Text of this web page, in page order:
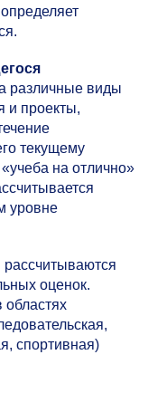
различные виды
и проекты,
текущему
на отлично»
уровне
рассчитываются
оценок.
областях
спортивная)